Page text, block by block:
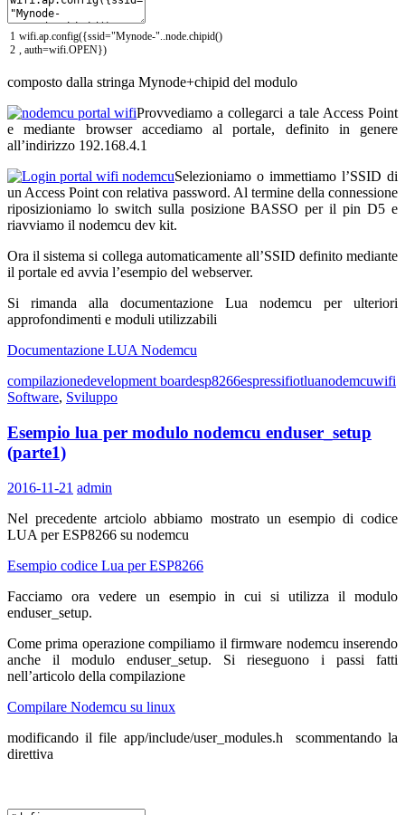
1
2
wifi.ap.config({ssid="Mynode-"..node.chipid()
, auth=wifi.OPEN})
composto dalla stringa Mynode+chipid del modulo
Provvediamo a collegarci a tale Access Point
e mediante browser accediamo al portale, definito in genere
all’indirizzo 192.168.4.1
Selezioniamo o immettiamo l’SSID di
un Access Point con relativa password. Al termine della connessione
riposizioniamo lo switch sulla posizione BASSO per il pin D5 e
riavviamo il nodemcu dev kit.
Ora il sistema si collega automaticamente all’SSID definito mediante
il portale ed avvia l’esempio del webserver.
Si rimanda alla documentazione Lua nodemcu per ulteriori
approfondimenti e moduli utilizzabili
Documentazione LUA Nodemcu
compilazionedevelopment boardesp8266espressifiotluanodemcuwifi
Software, Sviluppo
Esempio lua per modulo nodemcu enduser_setup
(parte1)
2016-11-21 admin
Nel precedente artciolo abbiamo mostrato un esempio di codice
LUA per ESP8266 su nodemcu
Esempio codice Lua per ESP8266
Facciamo ora vedere un esempio in cui si utilizza il modulo
enduser_setup.
Come prima operazione compiliamo il firmware nodemcu inserendo
anche il modulo enduser_setup. Si rieseguono i passi fatti
nell’articolo della compilazione
Compilare Nodemcu su linux
modificando il file app/include/user_modules.h scommentando la
direttiva